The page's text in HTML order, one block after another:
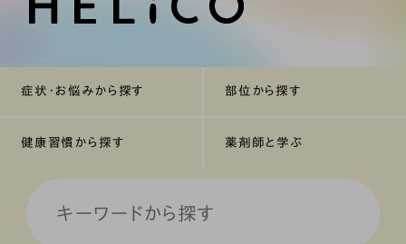
症状・お悩みから探す 部位から探す
健康習慣から探す 薬剤師と学ぶ